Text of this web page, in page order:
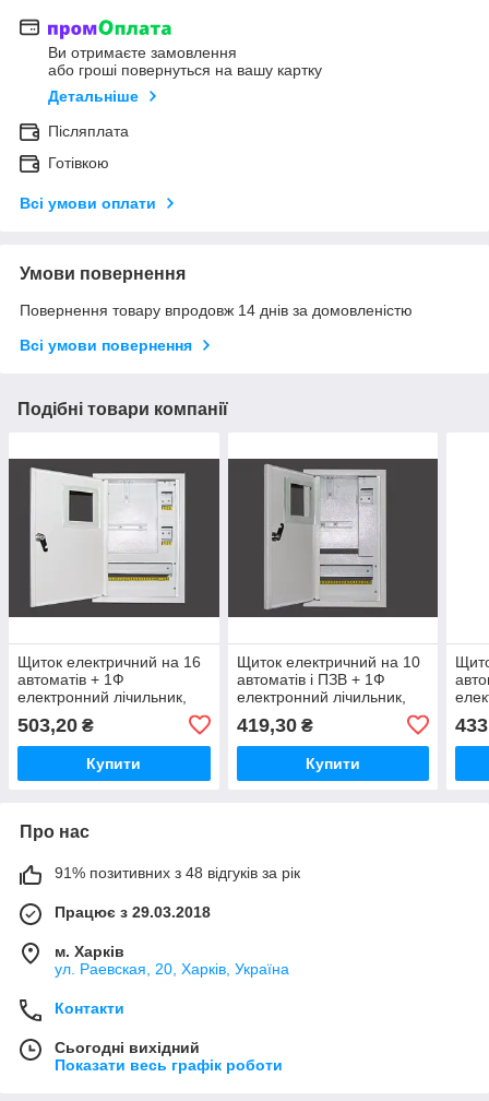
Ви отримаєте замовлення
або гроші повернуться на вашу картку
Детальніше
Післяплата
Готівкою
Всі умови оплати
Умови повернення
Повернення товару впродовж 14 днів за домовленістю
Всі умови повернення
Подібні товари компанії
Щиток електричний на 16
автоматів + 1Ф
електронний лічильник,
Nova
503,20 ₴
Купити
Щиток електричний на 10
автоматів і ПЗВ + 1Ф
електронний лічильник,
Nova
419,30₴
Купити
Про нас
91% позитивних з 48 відгуків за рік
Працює з 29.03.2018
м. Харків
ул. Раевская, 20, Харків, Україна
Контакти
Сьогодні вихідний
Показати весь графік роботи